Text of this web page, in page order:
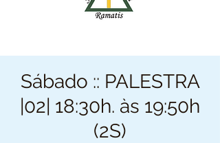
Sábado :: PALESTRA
|02| 18:30h. às 19:50h
(2S)